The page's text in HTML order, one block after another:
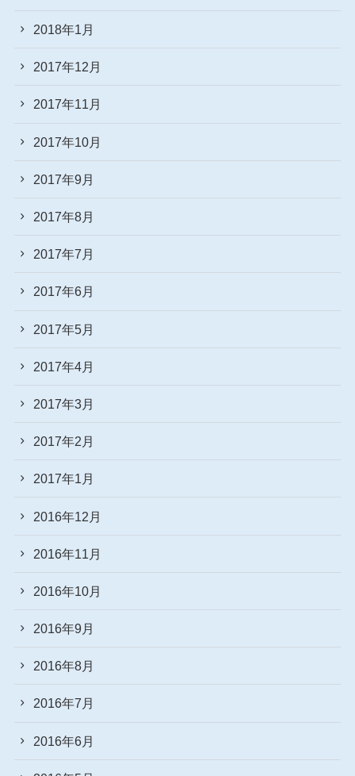
2018年1月
2017年12月
2017年11月
2017年10月
2017年9月
2017年8月
2017年7月
2017年6月
2017年5月
2017年4月
2017年3月
2017年2月
2017年1月
2016年12月
2016年11月
2016年10月
2016年9月
2016年8月
2016年7月
2016年6月